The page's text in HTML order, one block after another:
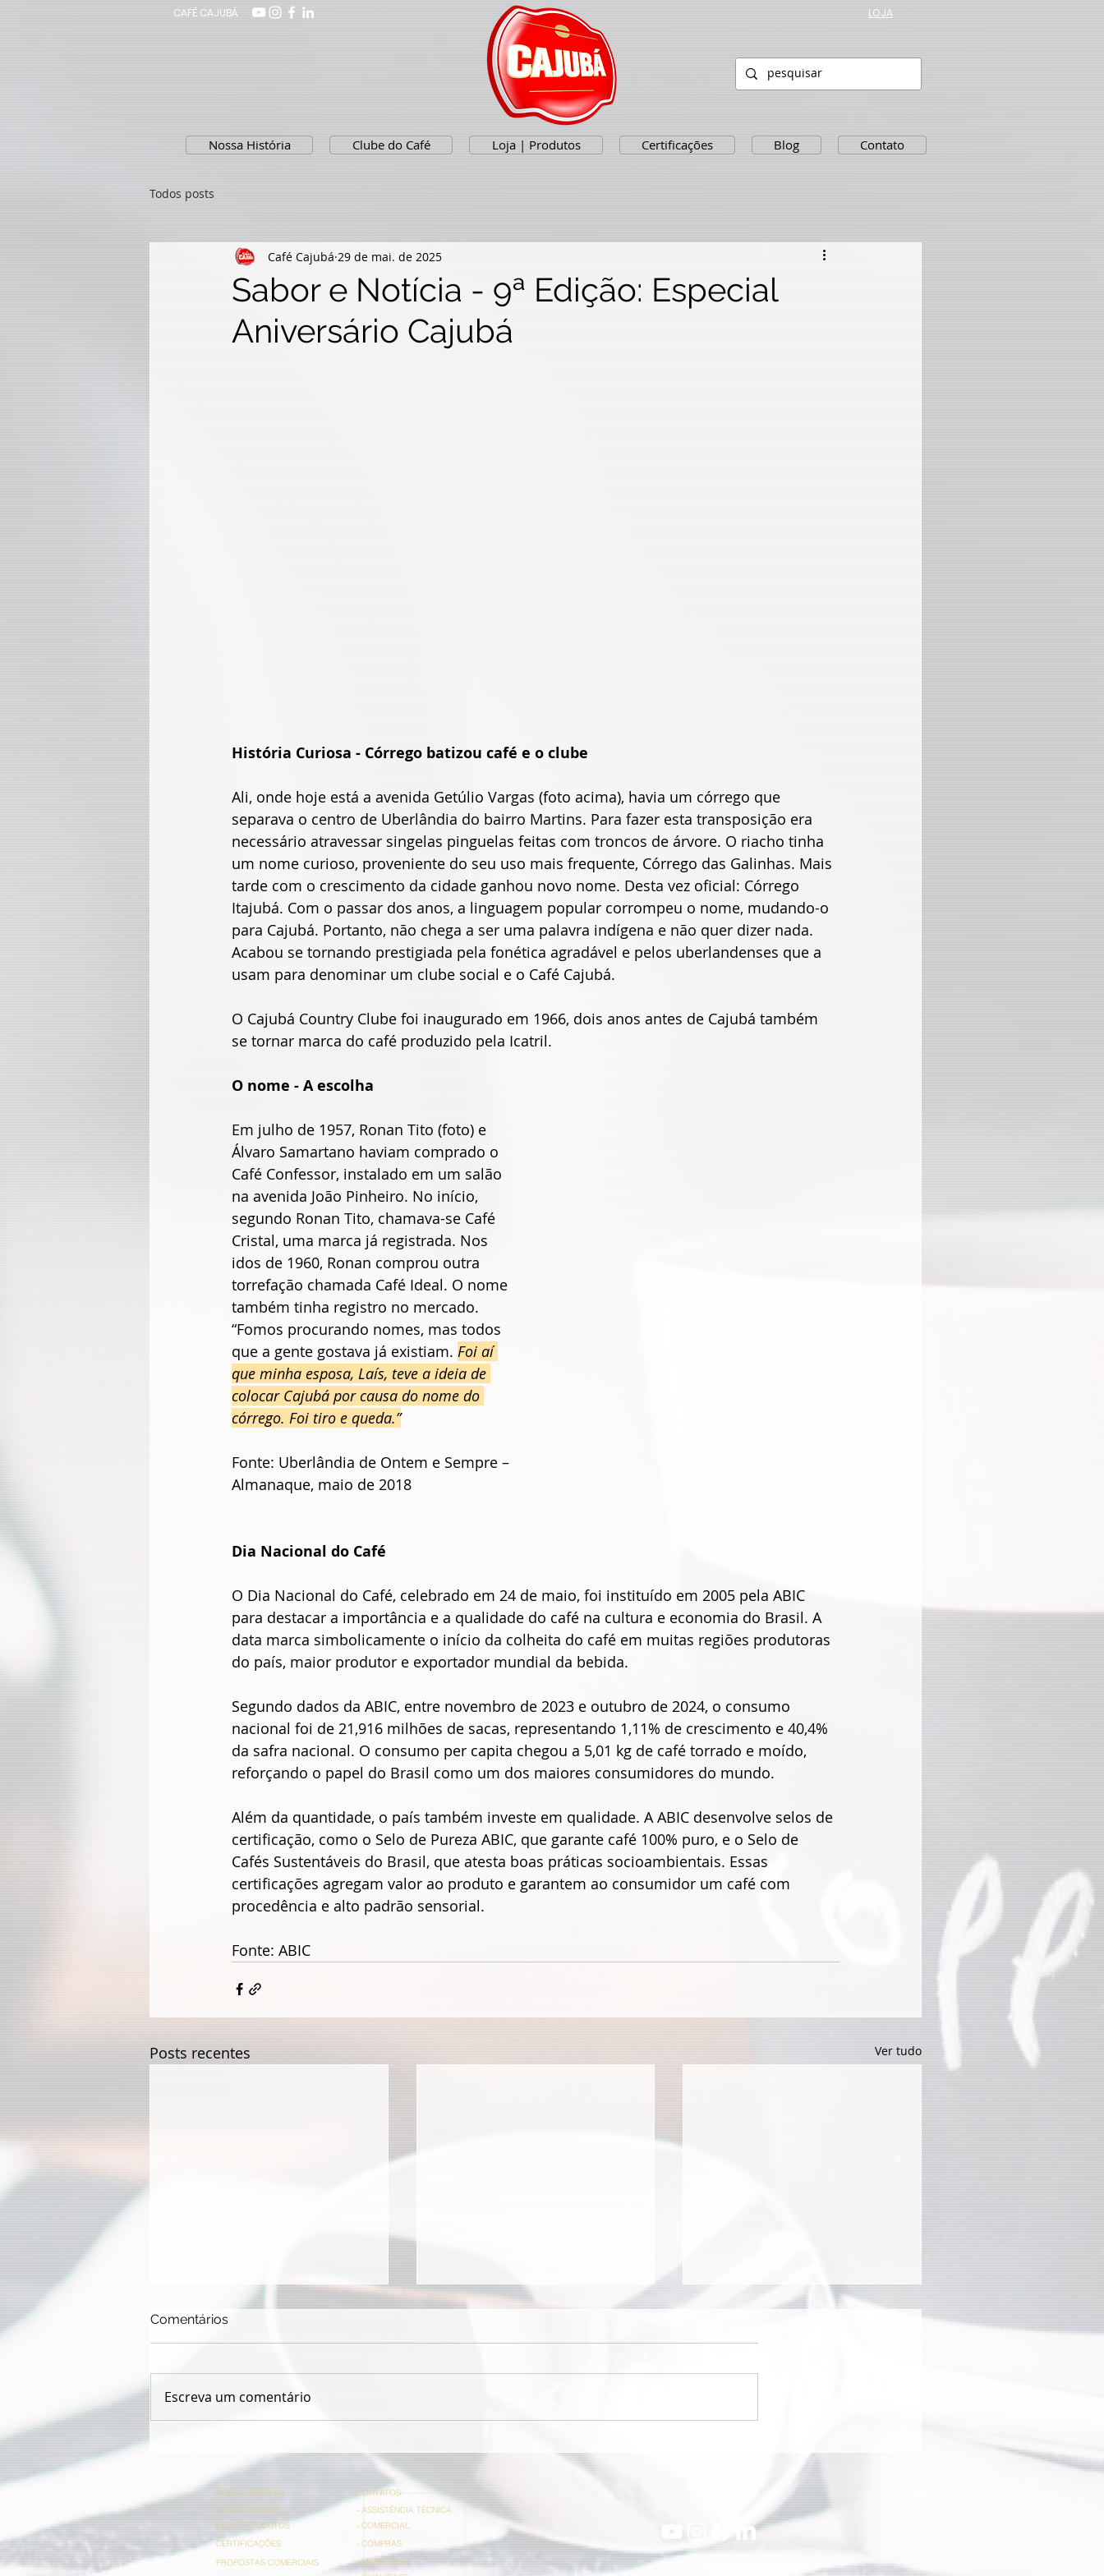
CAFÉ CAJUBÁ LOJA
Nossa História Clube do Café Loja | Produtos Certificações Blog Contato
Todos posts
Sabor e Notícia - 9ª Edição: Especial
Aniversário Cajubá
Café Cajubá 29 de mai. de 2025
História Curiosa - Córrego batizou café e o clube
Ali, onde hoje está a avenida Getúlio Vargas (foto acima), havia um córrego que
separava o centro de Uberlândia do bairro Martins. Para fazer esta transposição era
necessário atravessar singelas pinguelas feitas com troncos de árvore. O riacho tinha
um nome curioso, proveniente do seu uso mais frequente, Córrego das Galinhas. Mais
tarde com o crescimento da cidade ganhou novo nome. Desta vez oficial: Córrego
Itajubá. Com o passar dos anos, a linguagem popular corrompeu o nome, mudando-o
para Cajubá. Portanto, não chega a ser uma palavra indígena e não quer dizer nada.
Acabou se tornando prestigiada pela fonética agradável e pelos uberlandenses que a
usam para denominar um clube social e o Café Cajubá.
O Cajubá Country Clube foi inaugurado em 1966, dois anos antes de Cajubá também
se tornar marca do café produzido pela Icatril.
O nome - A escolha
Em julho de 1957, Ronan Tito (foto) e
Álvaro Samartano haviam comprado o
Café Confessor, instalado em um salão
na avenida João Pinheiro. No início,
segundo Ronan Tito, chamava-se Café
Cristal, uma marca já registrada. Nos
idos de 1960, Ronan comprou outra
torrefação chamada Café Ideal. O nome
também tinha registro no mercado.
“Fomos procurando nomes, mas todos
que a gente gostava já existiam. Foi aí
que minha esposa, Laís, teve a ideia de
colocar Cajubá por causa do nome do
córrego. Foi tiro e queda.”
Fonte: Uberlândia de Ontem e Sempre –
Almanaque, maio de 2018
Dia Nacional do Café
O Dia Nacional do Café, celebrado em 24 de maio, foi instituído em 2005 pela ABIC
para destacar a importância e a qualidade do café na cultura e economia do Brasil. A
data marca simbolicamente o início da colheita do café em muitas regiões produtoras
do país, maior produtor e exportador mundial da bebida.
Segundo dados da ABIC, entre novembro de 2023 e outubro de 2024, o consumo
nacional foi de 21,916 milhões de sacas, representando 1,11% de crescimento e 40,4%
da safra nacional. O consumo per capita chegou a 5,01 kg de café torrado e moído,
reforçando o papel do Brasil como um dos maiores consumidores do mundo.
Além da quantidade, o país também investe em qualidade. A ABIC desenvolve selos de
certificação, como o Selo de Pureza ABIC, que garante café 100% puro, e o Selo de
Cafés Sustentáveis do Brasil, que atesta boas práticas socioambientais. Essas
certificações agregam valor ao produto e garantem ao consumidor um café com
procedência e alto padrão sensorial.
Fonte: ABIC
Posts recentes Ver tudo
desde a primeira edição
de esporte e lazer
Comentários
Escreva um comentário
NOSSA HISTÓRIA
CONTATOS:
CLUBE DO CAFÉ
- ASSISTÊNCIA TÉCNICA
LOJA / PRODUTOS
- COMERCIAL
CERTIFICAÇÕES
- COMPRAS
PROPOSTAS COMERCIAIS
- MARKETING